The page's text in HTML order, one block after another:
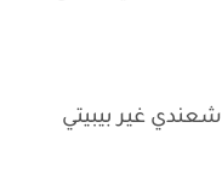
غير بيبيتي